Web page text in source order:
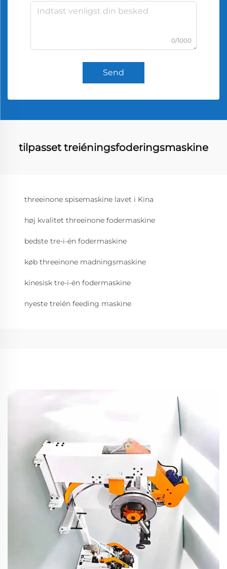
0/1000
Send
tilpasset treiéningsfoderingsmaskine
threeinone spisemaskine lavet i Kina
høj kvalitet threeinone fodermaskine
bedste tre-i-én fodermaskine
køb threeinone madningsmaskine
kinesisk tre-i-én fodermaskine
nyeste treién feeding maskine